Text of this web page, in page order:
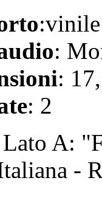
:
:
: 2
A:
-